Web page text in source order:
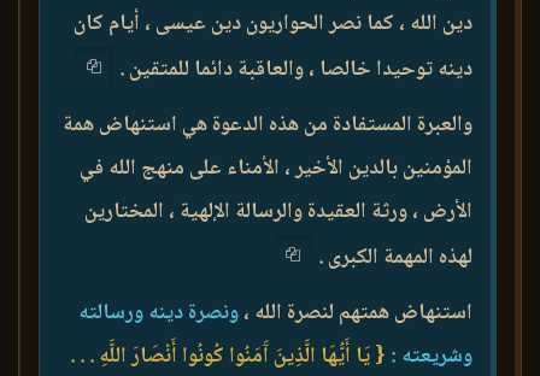
دين الله ، كما نصر الحواريون دين عيسى ، أيام كان
دينه توحيدا خالصا ، والعاقبة دائما للمتقين .
والعبرة المستفادة من هذه الدعوة هي استنهاض همة
المؤمنين بالدين الأخير ، الأمناء على منهج الله في
الأرض ، ورثة العقيدة والرسالة الإلهية ، المختارين
لهذه المهمة الكبرى .
استنهاض همتهم لنصرة الله ،ونصرة دينه ورسالته
وشريعته : { يَا أَيُّهَا الَّذِينَ آَمَنُوا كُونُوا أَنْصَارَ اللَّهِ . . .